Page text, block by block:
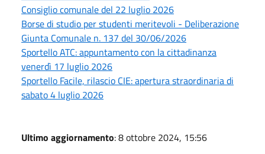
Consiglio comunale del 22 luglio 2026
Borse di studio per studenti meritevoli - Deliberazione
Giunta Comunale n. 137 del 30/06/2026
Sportello ATC: appuntamento con la cittadinanza
venerdì 17 luglio 2026
Sportello Facile, rilascio CIE: apertura straordinaria di
sabato 4 luglio 2026
Ultimo aggiornamento: 8 ottobre 2024, 15:56